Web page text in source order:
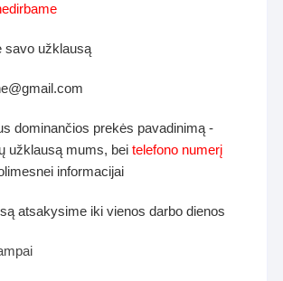
savo užklausą
dominančios prekės pavadinimą -
užklausą mums, beitelefono numerį
informacijai
atsakysime iki vienos darbo dienos